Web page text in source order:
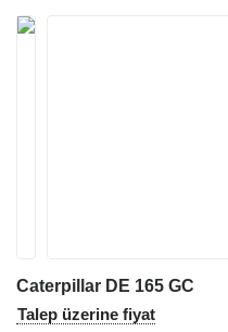
Caterpillar DE 165 GC
Talep üzerine fiyat